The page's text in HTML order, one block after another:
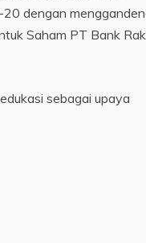
20 dengan
Saham PT Bank
sebagai upaya